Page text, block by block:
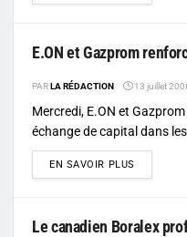
E.ON et Gazprom
PARLA RÉDACTION 13 juillet
Mercredi, E.ON et
échange de capital dans
EN SAVOIR PLUS
Le canadien Boralex